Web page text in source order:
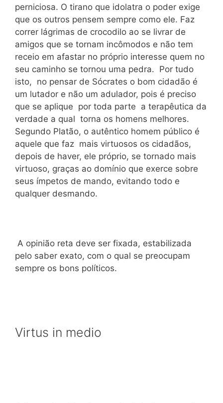
perniciosa. O tirano que idolatra o poder exige
que os outros pensem sempre como ele. Faz
correr lágrimas de crocodilo ao se livrar de
amigos que se tornam incômodos e não tem
receio em afastar no próprio interesse quem no
seu caminho se tornou uma pedra. Por tudo
isto, no pensar de Sócrates o bom cidadão é
um lutador e não um adulador, pois é preciso
que se aplique por toda parte a terapêutica da
verdade a qual torna os homens melhores.
Segundo Platão, o autêntico homem público é
aquele que faz mais virtuosos os cidadãos,
depois de haver, ele próprio, se tornado mais
virtuoso, graças ao domínio que exerce sobre
seus ímpetos de mando, evitando todo e
qualquer desmando.
A opinião reta deve ser fixada, estabilizada
pelo saber exato, com o qual se preocupam
sempre os bons políticos.
Virtus in medio